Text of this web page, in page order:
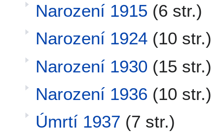
Narození 1915 (6 str.)
Narození 1924 (10 str.)
Narození 1930 (15 str.)
Narození 1936 (10 str.)
Úmrtí 1937 (7 str.)